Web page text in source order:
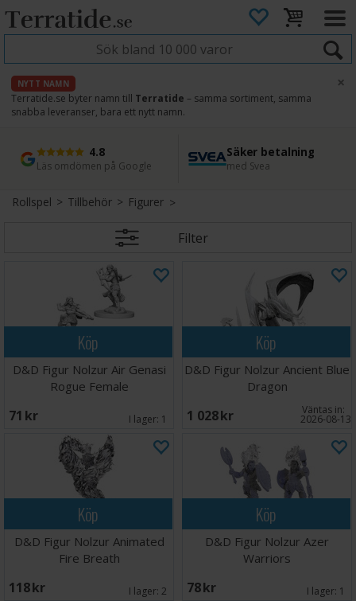
NYTT NAMN
Terratide.se byter namn till Terratide – samma sortiment, samma
snabba leveranser, bara ett nytt namn.
×
4.8
Läs omdömen på Google
Säker betalning
med Svea
Snabb leverans
Direkt från lager
45 dagars ångerrätt
Enkel retur
Rollspel>Tillbehör> Figurer
Filter
Köp
D&D Figur Nolzur Air Genasi
Rogue Female
71 SEK I lager: 1
Köp
D&D Figur Nolzur Ancient Blue
Dragon
1 028 SEK Väntas in:
2026-08-13
Köp
D&D Figur Nolzur Animated
Fire Breath
118 SEK I lager: 2
Köp
D&D Figur Nolzur Azer
Warriors
78 SEK I lager: 1